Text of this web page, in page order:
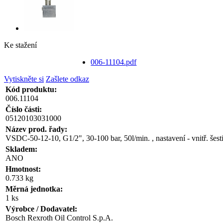
Ke stažení
006-11104.pdf
Vytiskněte si Zašlete odkaz
Kód produktu:
006.11104
Číslo části:
05120103031000
Název prod. řady:
VSDC-50-12-10, G1/2", 30-100 bar, 50l/min. , nastavení - vnitř.
Skladem:
ANO
Hmotnost:
0.733 kg
Měrná jednotka:
1 ks
Výrobce / Dodavatel:
Bosch Rexroth Oil Control S.p.A.